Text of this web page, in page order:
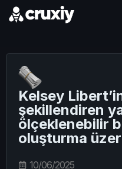
Kelsey
şekillendiren
ölçeklenebilir
oluşturma
10/06/2025